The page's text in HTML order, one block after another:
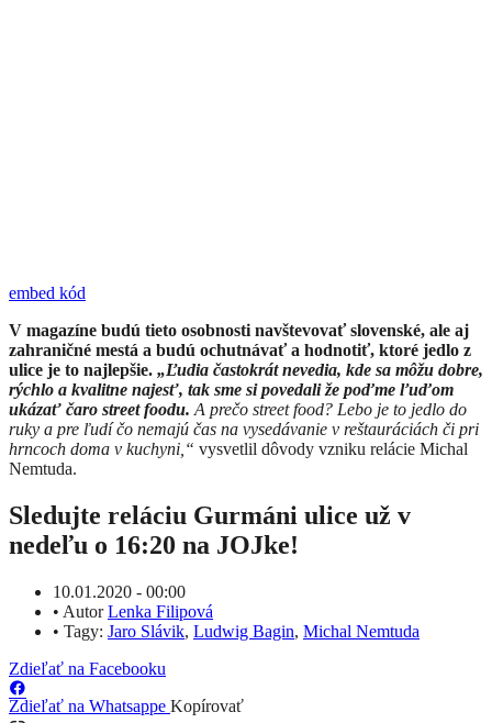
embed kód
V magazíne budú tieto osobnosti navštevovať slovenské, ale aj
zahraničné mestá a budú ochutnávať a hodnotiť, ktoré jedlo z
ulice je to najlepšie. „Ľudia častokrát nevedia, kde sa môžu dobre,
rýchlo a kvalitne najesť, tak sme si povedali že poďme ľuďom
ukázať čaro street foodu. A prečo street food? Lebo je to jedlo do
ruky a pre ľudí čo nemajú čas na vysedávanie v reštauráciách či pri
hrncoch doma v kuchyni ,“ vysvetlil dôvody vzniku relácie Michal
Nemtuda.
Sledujte reláciu Gurmáni ulice už v
nedeľu o 16:20 na JOJke!
10.01.2020 - 00:00
• AutorLenka Filipová
• Tagy: Jaro Slávik, Ludwig Bagin, Michal Nemtuda
Zdieľať na Facebooku
Zdieľať na Whatsappe Kopírovať